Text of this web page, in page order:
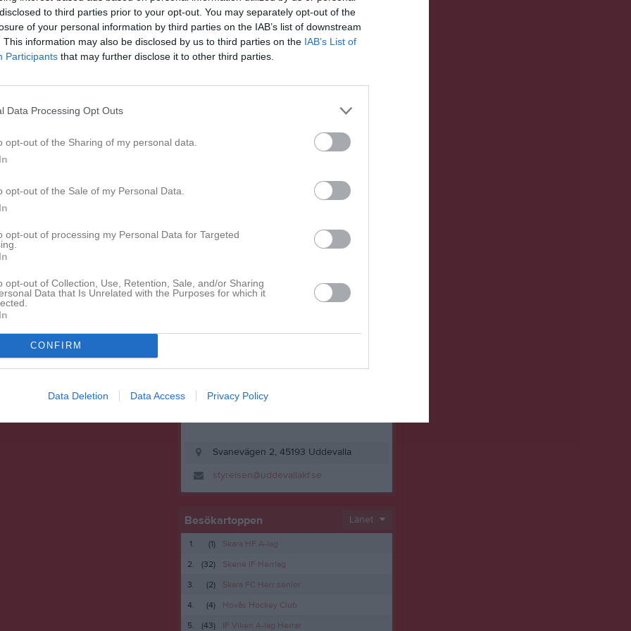
to third parties prior to your opt-out. You may separately opt-out of the
of your personal information by third parties on the IAB’s list of downstream
This information may also be disclosed by us to third parties on the IAB’s List of
Participants that may further disclose it to other third parties.
Data Processing Opt Outs
opt-out of the Sharing of my personal data.
opt-out of the Sale of my Personal Data.
opt-out of processing my Personal Data for Targeted
opt-out of Collection, Use, Retention, Sale, and/or Sharing
Data that Is Unrelated with the Purposes for which it
CONFIRM
Data Deletion Data Access Privacy Policy
15.50 Fys 16.00-16.45
album
finns skapat
Nyheter från föreningen
Isshow 2026 - Svenska Legender På Is
Svanevägen 2, 45193 Uddevalla
styrelsen@uddevallakf.se
Besökartoppen Länet
1. (1)
Skara HF A-lag
2.
(32)
Skene IF Herrlag
3.
(2)
Skara FC Herr senior
4.
(4)
Hovås Hockey Club
5.
(43) IF Viken A-lag Herrar